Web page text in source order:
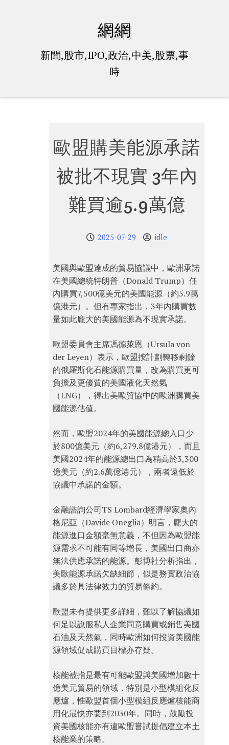
網網
新聞,股市,IPO,政治,中美,股票,事
時
歐盟購美能源承諾
被批不現實 3年內
難買逾5.9萬億
2025-07-29 idle
美國與歐盟達成的貿易協議中，歐洲承諾
在美國總統特朗普（Donald Trump）任
內購買7,500億美元的美國能源（約5.9萬
億港元）。但有專家指出，3年內購買數
量如此龐大的美國能源為不現實承諾。
歐盟委員會主席馮德萊恩（Ursula von
der Leyen）表示，歐盟按計劃轉移剩餘
的俄羅斯化石能源購買量，改為購買更可
負擔及更優質的美國液化天然氣
（LNG），得出美歐貿協中的歐洲購買美
國能源估值。
然而，歐盟2024年的美國能源總入口少
於800億美元（約6,279.8億港元），而且
美國2024年的能源總出口為稍高於3,300
億美元（約2.6萬億港元），兩者遠低於
協議中承諾的金額。
金融諮詢公司TS Lombard經濟學家奧內
格尼亞（Davide Oneglia）明言，龐大的
能源進口金額毫無意義，不但因為歐盟能
源需求不可能有同等增長，美國出口商亦
無法供應承諾的能源。彭博社分析指出，
美歐能源承諾欠缺細節，似是務實政治協
議多於具法律效力的貿易條約。
歐盟未有提供更多詳細，難以了解協議如
何足以說服私人企業同意購買或銷售美國
石油及天然氣，同時歐洲如何投資美國能
源領域促成購買目標亦存疑。
核能被指是最有可能歐盟與美國增加數十
億美元貿易的領域，特別是小型模組化反
應爐，惟歐盟首個小型模組反應爐核能商
用化最快亦要到2030年。同時，鼓勵投
資美國核能亦有違歐盟嘗試提倡建立本土
核能業的策略。